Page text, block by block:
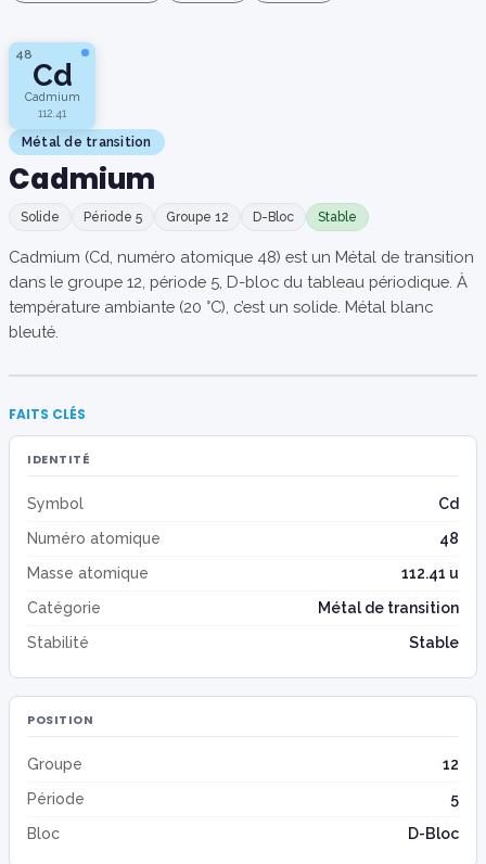
48
Cd
Cadmium
112.41
Métal de transition
Cadmium
Solide Période 5 Groupe 12 D-Bloc Stable
Cadmium (Cd, numéro atomique 48) est un Métal de transition
dans le groupe 12, période 5, D-bloc du tableau périodique. À
température ambiante (20 °C), c’est un solide. Métal blanc
bleuté.
FAITS CLÉS
IDENTITÉ
Symbol
Cd
Numéro atomique
48
Masse atomique
112.41 u
Catégorie
Métal de transition
Stabilité
Stable
POSITION
Groupe
12
Période
5
Bloc
D-Bloc